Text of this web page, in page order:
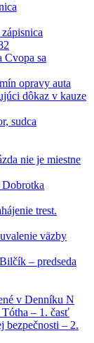
Cvopa sa
opravy auta
dôkaz v kauze
sudca
nie je miestne
trest.
väzby
– predseda
v Denníku N
Tótha – 1. časť
bezpečnosti – 2.